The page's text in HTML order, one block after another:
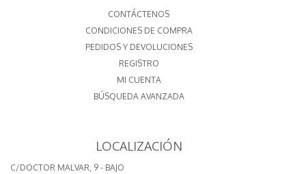
CONTÁCTENOS
CONDICIONES DE COMPRA
PEDIDOS Y DEVOLUCIONES
REGISTRO
MI CUENTA
BÚSQUEDA AVANZADA
LOCALIZACIÓN
C/DOCTOR MALVAR, 9 - BAJO